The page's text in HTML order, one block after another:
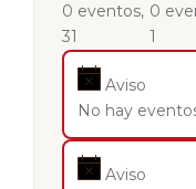
0 eventos,
31
0
1
Aviso
No hay
Aviso